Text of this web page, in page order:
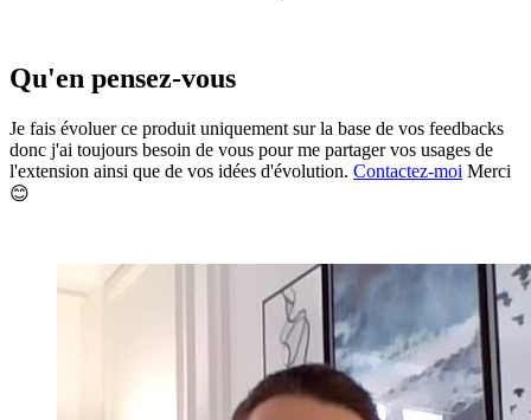
Qu'en pensez-vous
Je fais évoluer ce produit uniquement sur la base de vos feedbacks
donc j'ai toujours besoin de vous pour me partager vos usages de
l'extension ainsi que de vos idées d'évolution. Contactez-moi Merci
😊